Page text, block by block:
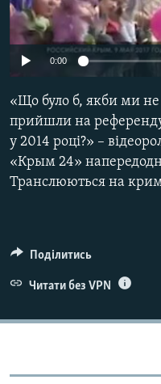
ВІДЕОУРОКИ «ELIFBE»
СВІДЧЕННЯ ОКУПАЦІЇ
ІНФОГРАФІКА
Русский
Qırımtatar
ДОЛУЧАЙСЯ!
Усі сайти RFE/RL
0:00
«Що було б, якби ми не
прийшли на
у 2014 році?» –
«Крым 24»
Транслюються на
Поділитись
Читати без VPN